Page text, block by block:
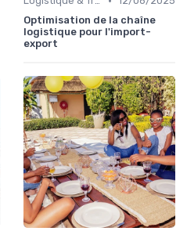
Optimisation de la chaîne
logistique pour l'import-
export